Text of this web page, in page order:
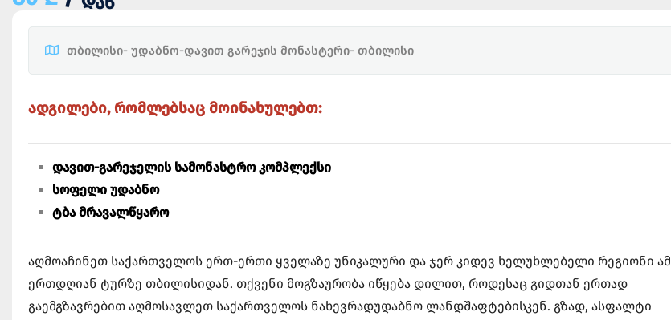
თბილისი- უდაბნო-დავით გარეჯის მონასტერი- თბილისი
ადგილები, რომლებსაც მოინახულებთ:
დავით-გარეჯელის სამონასტრო კომპლექსი
სოფელი უდაბნო
ტბა მრავალწყარო
აღმოაჩინეთ საქართველოს ერთ-ერთი ყველაზე უნიკალური და ჯერ კიდევ ხელუხლებელი რეგიონი ამ
ერთდღიან ტურზე თბილისიდან. თქვენი მოგზაურობა იწყება დილით, როდესაც გიდთან ერთად
გაემგზავრებით აღმოსავლეთ საქართველოს ნახევრადუდაბნო ლანდშაფტებისკენ. გზად, ასფალტი